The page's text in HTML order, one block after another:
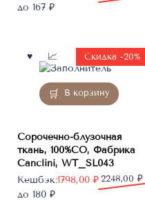
цена
цена:
до 167 ₽
В корзину
Скидка -20%
Сорочечно-блузочная
ткань, 100%CO, Фабрика
Canclini, WT_SL043
2248,00 ₽
Первоначальная
цена
1798,00 ₽
Текущая
цена:
Кешбэк:
до 180 ₽